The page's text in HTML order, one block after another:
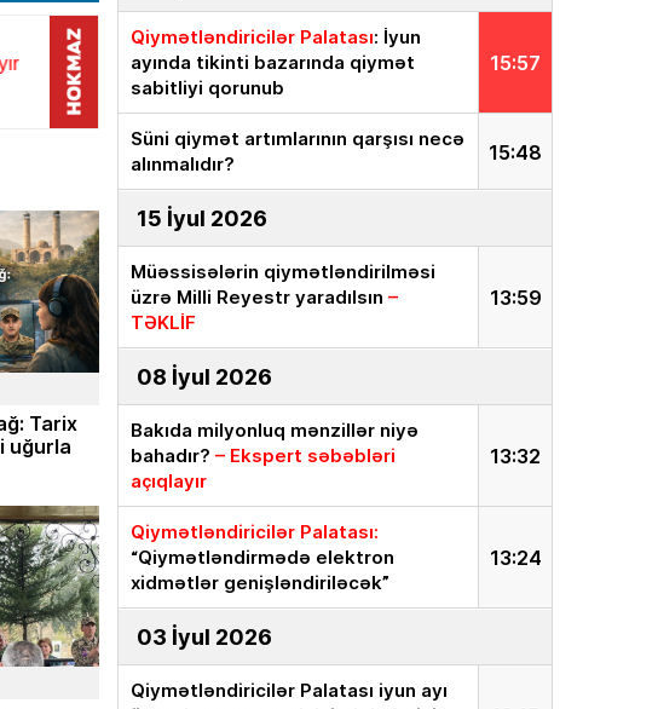
Tarix
uğurla
15:57
Qiymətləndiricilər Palatası: İyun
ayında tikinti bazarında qiymət
sabitliyi qorunub
15:48
Süni qiymət artımlarının qarşısı necə
alınmalıdır?
15 İyul 2026
13:59
Müəssisələrin qiymətləndirilməsi
üzrə Milli Reyestr yaradılsın –
TƏKLİF
08 İyul 2026
13:32
Bakıda milyonluq mənzillər niyə
bahadır? – Ekspert səbəbləri
açıqlayır
13:24
Qiymətləndiricilər Palatası:
“Qiymətləndirmədə elektron
xidmətlər genişləndiriləcək”
03 İyul 2026
Qiymətləndiricilər Palatası iyun ayı